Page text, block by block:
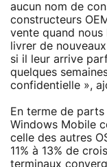
aucun nom de
constructeurs
vente quand
livrer de
si il leur arrive
quelques
confidentielle »,
En terme de
Windows Mobile
celle des autres
11% à 13% de
terminaux